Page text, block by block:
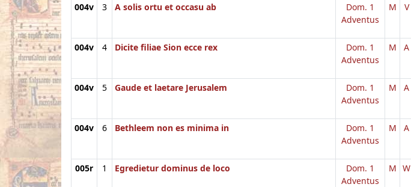
004v 3 A solis ortu et occasu ab
Dom. 1
Adventus
M V
004v 4 Dicite filiae Sion ecce rex
Dom. 1
Adventus
M A
004v 5 Gaude et laetare Jerusalem
Dom. 1
Adventus
M A
004v 6 Bethleem non es minima in
Dom. 1
Adventus
M A
005r 1 Egredietur dominus de loco
Dom. 1
Adventus
M W